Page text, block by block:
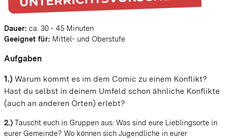
Dauer: ca. 30 - 45 Minuten
Geeignet für: Mittel- und Oberstufe
Aufgaben
1.) Warum kommt es im dem Comic zu einem Konflikt?
Hast du selbst in deinem Umfeld schon ähnliche Konflikte
(auch an anderen Orten) erlebt?
2.) Tauscht euch in Gruppen aus: Was sind eure Lieblingsorte in
eurer Gemeinde? Wo können sich Jugendliche in eurer